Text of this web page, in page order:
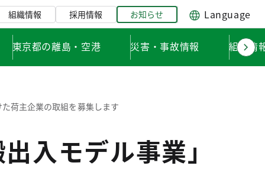
組織情報 採用情報 お知らせ Language
東京都の離島・空港 災害・事故情報 組織情
荷主企業の取組を募集します
入モデル事業」